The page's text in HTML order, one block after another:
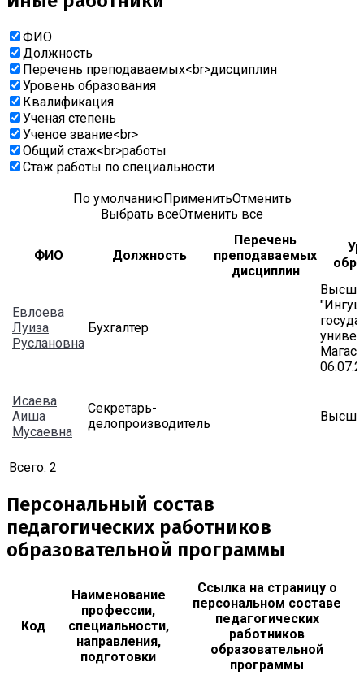
ФИО
Должность
Перечень преподаваемых<br>дисциплин
Уровень образования
Квалификация
Ученая степень
Ученое звание<br>
Общий стаж<br>работы
Cтаж работы по специальности
По умолчаниюПрименитьОтменить
Выбрать всеОтменить все
ФИО Должность
Перечень
преподаваемых
дисциплин
Евлоева
Луиза
Руслановна
Бухгалтер
Магас
Исаева
Аиша
Мусаевна
Секретарь-
делопроизводитель
Всего: 2
Персональный состав
педагогических работников
образовательной программы
Код
Наименование
профессии,
специальности,
направления,
подготовки
Ссылка на страницу о
персональном составе
педагогических
работников
образовательной
программы